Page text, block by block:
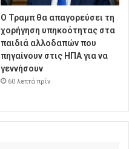
Ο Τραμπ θα απαγορεύσει τη
χορήγηση υπηκοότητας στα
παιδιά αλλοδαπών που
πηγαίνουν στις ΗΠΑ για να
γεννήσουν
60 λεπτά πρίν